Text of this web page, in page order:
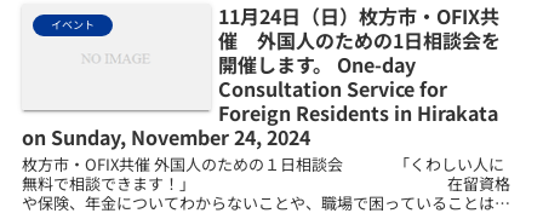
イベント
11月24日（日）枚方市・OFIX共
催 外国人のための1日相談会を
開催します。 One-day
Consultation Service for
Foreign Residents in Hirakata
on Sunday, November 24, 2024
枚方市・OFIX共催 外国人のための１日相談会 「くわしい人に
無料で相談できます！」 在留資格
や保険、年金についてわからないことや、職場で困っていることはあ